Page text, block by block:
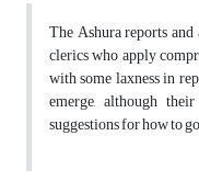
The Ashura reports
clerics who apply
with some laxness in
emerge, although
suggestions for how to